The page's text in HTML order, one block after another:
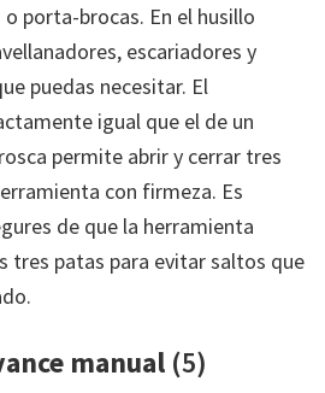
o porta-brocas. En el husillo
escariadores y
puedas necesitar. El
igual que el de un
permite abrir y cerrar tres
con firmeza. Es
de que la herramienta
tres patas para evitar saltos que
manual (5)